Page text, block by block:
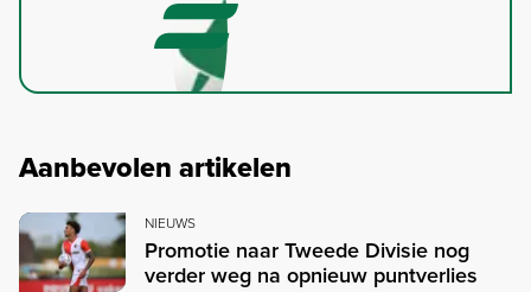
Aanbevolen artikelen
NIEUWS
Promotie naar Tweede Divisie nog
verder weg na opnieuw puntverlies